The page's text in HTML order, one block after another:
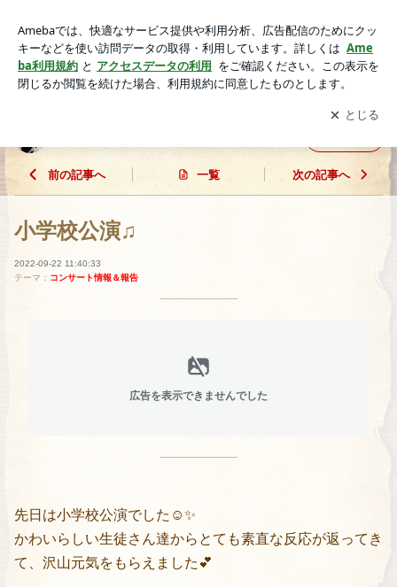
アプリをダウンロードして ブログの更新通知
を受け取りまし
ょう。
開く
前の記事へ 一覧 次の記事へ
小学校公演♫
2022-09-22 11:40:33
テーマ： コンサート情報＆報告
広告を表示できませんでした
先日は小学校公演でした☺️✨
かわいらしい生徒さん達からとても素直な反応が返ってき
て、沢山元気をもらえました💕